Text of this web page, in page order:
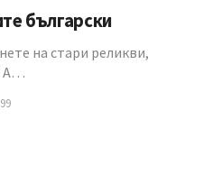
български
на стари реликви,
А…